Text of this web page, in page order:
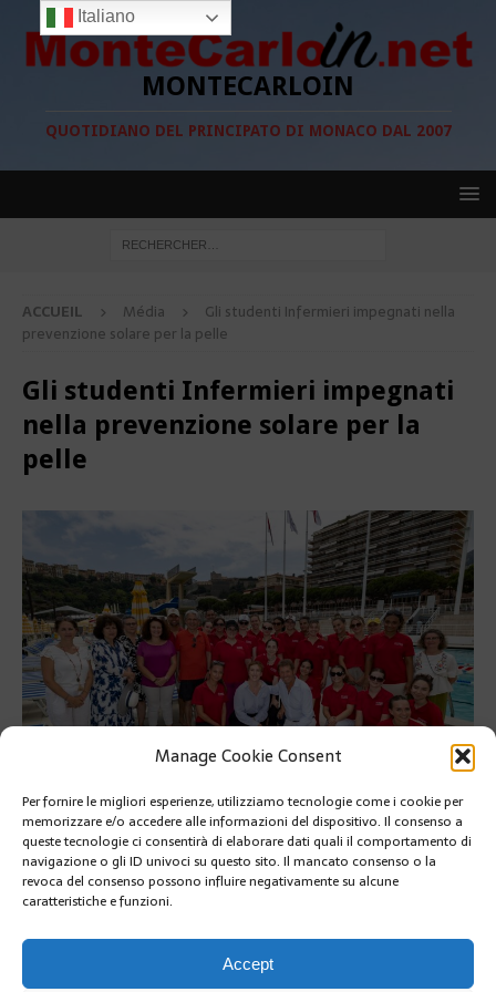
Manage Cookie Consent
Per fornire le migliori esperienze, utilizziamo tecnologie come i cookie per
memorizzare e/o accedere alle informazioni del dispositivo. Il consenso a
queste tecnologie ci consentirà di elaborare dati quali il comportamento di
navigazione o gli ID univoci su questo sito. Il mancato consenso o la
revoca del consenso possono influire negativamente su alcune
caratteristiche e funzioni.
Accept
MONTECARLOIN
QUOTIDIANO DEL PRINCIPATO DI MONACO DAL 2007
ACCUEIL Média
Gli studenti Infermieri impegnati nella
prevenzione solare per la pelle
Gli studenti Infermieri impegnati
nella prevenzione solare per la
pelle
Gli studenti Infermieri impegnati nella prevenzione solare per la
pelle
Gli studenti Infermieri impegnati nella prevenzione solare per
la pelle
Italiano